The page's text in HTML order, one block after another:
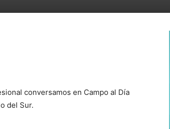
conversamos en Campo al Día
del Sur.